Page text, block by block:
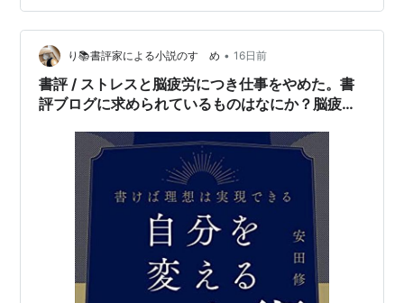
返しているのですが、今一モヤモヤの正体にたどり着け
ていません。これは第3期（4か？笑）のコンフォートゾ
ーン移行の壁かもしれない… また何か突破口を発見した
ら、記録に残しておきますね。それでは、今週も振り返
りをしていきます！ 週次レポート（2026…
り📚書評家による小説のすゝめ • 16日前
書評 / ストレスと脳疲労につき仕事をやめた。書
評ブログに求められているものはなにか？脳疲労
ト？『自分を変えるノート術』